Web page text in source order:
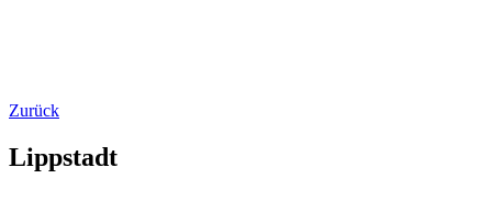
Zurück
Lippstadt